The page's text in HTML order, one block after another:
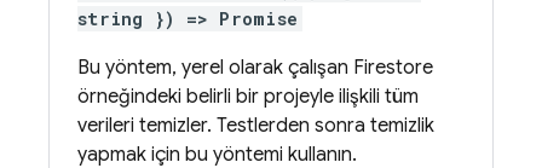
string }) => Promise
Bu yöntem, yerel olarak çalışan Firestore
örneğindeki belirli bir projeyle ilişkili tüm
verileri temizler. Testlerden sonra temizlik
yapmak için bu yöntemi kullanın.